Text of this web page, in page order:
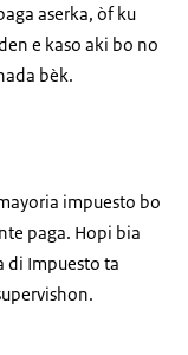
aserka, òf ku
e kaso aki bo no
bèk.
impuesto bo
paga. Hopi bia
di Impuesto ta